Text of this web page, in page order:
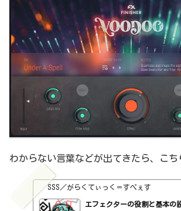
わからない言葉などが出てきたら、こち
SSS／がらくてぃっく＝すぺぇす
エフェクターの役割と基本の